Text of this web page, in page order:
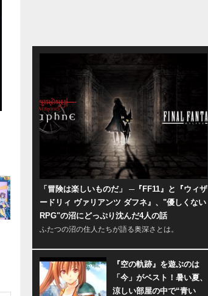
「冒険は楽しいものだ」 ─『FF11』と『ウィザ
ードリィ ヴァリアンツ ダフネ』、"優しくない
RPG"の沼にどっぷり沈んだ4人の話
ふたつの沼の住人たちが語る奥深さとは。
『空の軌跡』を遊ぶのは
「今」がベスト！暑い夏、
涼しい部屋の中で“青い